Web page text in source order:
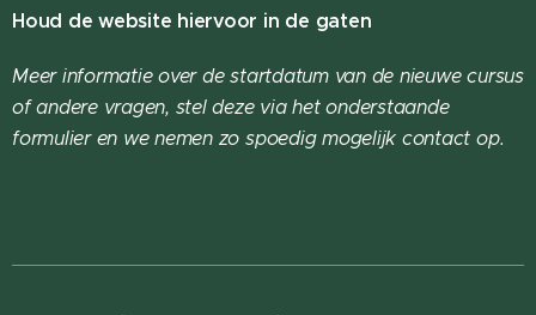
Houd de website hiervoor in de gaten
Meer informatie over de startdatum van de nieuwe cursus
of andere vragen, stel deze via het onderstaande
formulier en we nemen zo spoedig mogelijk contact op.